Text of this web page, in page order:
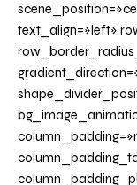
text_align=»left»